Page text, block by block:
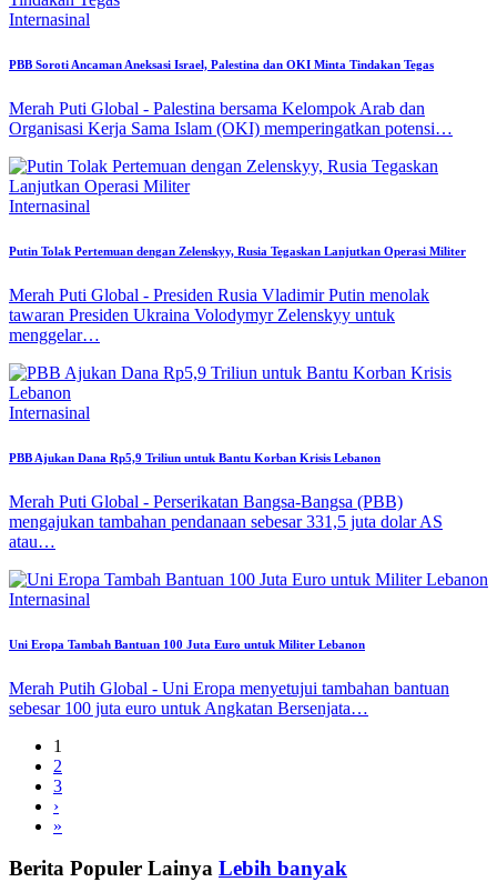
Internasinal
PBB Soroti Ancaman Aneksasi Israel, Palestina dan OKI Minta Tindakan Tegas
Merah Puti Global - Palestina bersama Kelompok Arab dan
Organisasi Kerja Sama Islam (OKI) memperingatkan potensi…
Internasinal
Putin Tolak Pertemuan dengan Zelenskyy, Rusia Tegaskan Lanjutkan Operasi Militer
Merah Puti Global - Presiden Rusia Vladimir Putin menolak
tawaran Presiden Ukraina Volodymyr Zelenskyy untuk
menggelar…
Internasinal
PBB Ajukan Dana Rp5,9 Triliun untuk Bantu Korban Krisis Lebanon
Merah Puti Global - Perserikatan Bangsa-Bangsa (PBB)
mengajukan tambahan pendanaan sebesar 331,5 juta dolar AS
atau…
Internasinal
Uni Eropa Tambah Bantuan 100 Juta Euro untuk Militer Lebanon
Merah Putih Global - Uni Eropa menyetujui tambahan bantuan
sebesar 100 juta euro untuk Angkatan Bersenjata…
1
2
3
›
»
Berita Populer Lainya Lebih banyak